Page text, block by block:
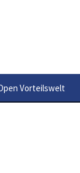
Vorteilswelt